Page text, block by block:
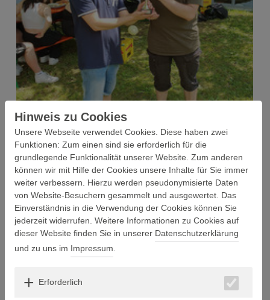
Hinweis zu Cookies
Unsere Webseite verwendet Cookies. Diese haben zwei
Funktionen: Zum einen sind sie erforderlich für die
grundlegende Funktionalität unserer Website. Zum anderen
können wir mit Hilfe der Cookies unsere Inhalte für Sie immer
weiter verbessern. Hierzu werden pseudonymisierte Daten
von Website-Besuchern gesammelt und ausgewertet. Das
Einverständnis in die Verwendung der Cookies können Sie
jederzeit widerrufen. Weitere Informationen zu Cookies auf
dieser Website finden Sie in unserer Datenschutzerklärung
und zu uns im Impressum
Erforderlich